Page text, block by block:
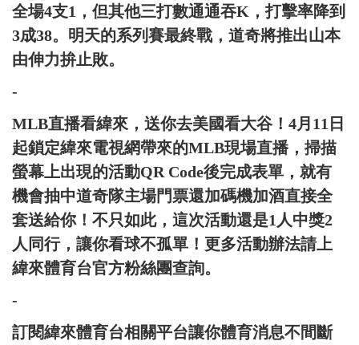
全場4支1，但其他三打數通通吞K，打擊率降到
3成38。明天的系列賽最終戰，道奇將推出山本
由伸力拚止敗。
-
MLB直播看緯來，送你去美國看大谷！4月11日
起鎖定緯來電視網帶來的MLB現場直播，掃描
螢幕上出現的活動QR Code後完成表單，就有
機會抽中道奇隊主場門票還加碼機加酒直接全
套送給你！不只如此，這次活動還是1人中獎2
人同行，讓你看球不孤單！更多活動辦法請上
緯來體育台官方粉絲團查詢。
-
訂閱緯來體育台相關平台讓你體育消息不間斷